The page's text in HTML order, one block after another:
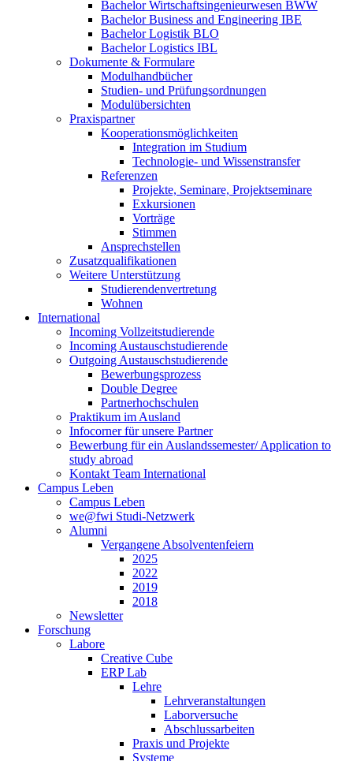
Bachelor Wirtschaftsingenieurwesen BWW
Bachelor Business and Engineering IBE
Bachelor Logistik BLO
Bachelor Logistics IBL
Dokumente & Formulare
Modulhandbücher
Studien- und Prüfungsordnungen
Modulübersichten
Praxispartner
Kooperationsmöglichkeiten
Integration im Studium
Technologie- und Wissenstransfer
Referenzen
Projekte, Seminare, Projektseminare
Exkursionen
Vorträge
Stimmen
Ansprechstellen
Zusatzqualifikationen
Weitere Unterstützung
Studierendenvertretung
Wohnen
International
Incoming Vollzeitstudierende
Incoming Austauschstudierende
Outgoing Austauschstudierende
Bewerbungsprozess
Double Degree
Partnerhochschulen
Praktikum im Ausland
Infocorner für unsere Partner
Bewerbung für ein Auslandssemester/ Application to
study abroad
Kontakt Team International
Campus Leben
Campus Leben
we@fwi Studi-Netzwerk
Alumni
Vergangene Absolventenfeiern
2025
2022
2019
2018
Newsletter
Forschung
Labore
Creative Cube
ERP Lab
Lehre
Lehrveranstaltungen
Laborversuche
Abschlussarbeiten
Praxis und Projekte
Systeme